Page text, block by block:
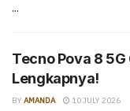
...
Tecno Pova 8
Lengkapnya!
BY AMANDA 10 JULY 2026